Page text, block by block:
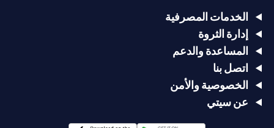
الخدمات المصرفية
إدارة الثروة
المساعدة والدعم
اتصل بنا
الخصوصية والأمن
عن سيتي